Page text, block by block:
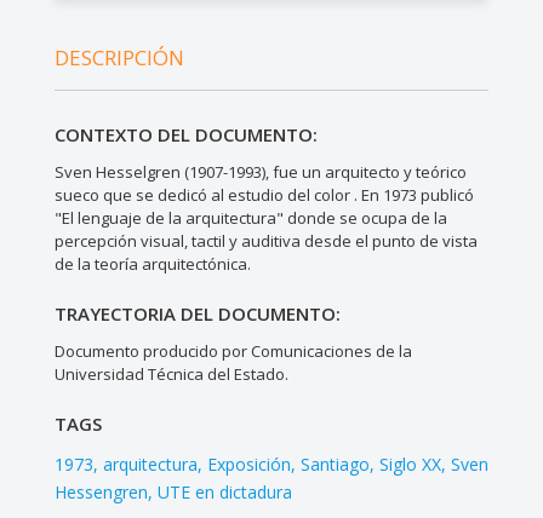
DESCRIPCIÓN
CONTEXTO DEL DOCUMENTO:
Sven Hesselgren (1907-1993), fue un arquitecto y teórico
sueco que se dedicó al estudio del color . En 1973 publicó
"El lenguaje de la arquitectura" donde se ocupa de la
percepción visual, tactil y auditiva desde el punto de vista
de la teoría arquitectónica.
TRAYECTORIA DEL DOCUMENTO:
Documento producido por Comunicaciones de la
Universidad Técnica del Estado.
TAGS
1973 arquitectura Exposición Santiago Siglo XX Sven
Hessengren UTE en dictadura